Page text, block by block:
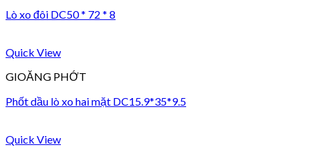
Lò xo đôi DC50 * 72 * 8
Quick View
GIOĂNG PHỚT
Phốt dầu lò xo hai mặt DC15.9*35*9.5
Quick View